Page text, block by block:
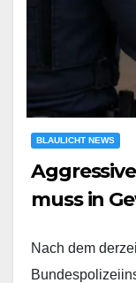
BLAULICHT NEWS
muss in
Nach dem